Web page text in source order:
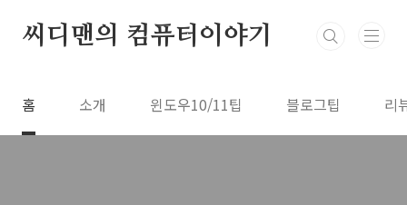
씨디맨의 컴퓨터이야기
홈 소개 윈도우10/11팁 블로그팁 리